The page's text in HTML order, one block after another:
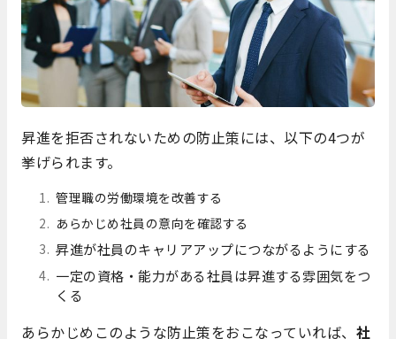
昇進を拒否されないための防止策には、以下の4つが
挙げられます。
管理職の労働環境を改善する
あらかじめ社員の意向を確認する
昇進が社員のキャリアアップにつながるようにする
一定の資格・能力がある社員は昇進する雰囲気をつ
くる
あらかじめこのような防止策をおこなっていれば、 社